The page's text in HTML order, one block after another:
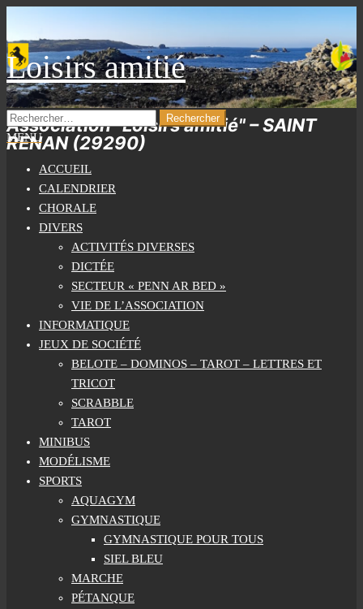
the
content
Loisirs amitié
Association "Loisirs amitié" – SAINT
RENAN (29290)
RECHERCHER :
MENU
ACCUEIL
CALENDRIER
CHORALE
DIVERS
ACTIVITÉS DIVERSES
DICTÉE
SECTEUR « PENN AR BED »
VIE DE L’ASSOCIATION
INFORMATIQUE
JEUX DE SOCIÉTÉ
BELOTE – DOMINOS – TAROT – LETTRES ET
TRICOT
SCRABBLE
TAROT
MINIBUS
MODÉLISME
SPORTS
AQUAGYM
GYMNASTIQUE
GYMNASTIQUE POUR TOUS
SIEL BLEU
MARCHE
PÉTANQUE